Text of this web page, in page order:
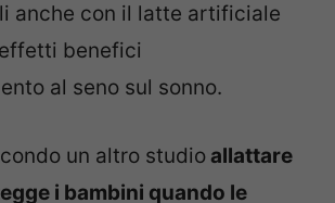
anche con il latte artificiale
benefici
al seno sul sonno.
un altro studioallattare
i bambini quando le